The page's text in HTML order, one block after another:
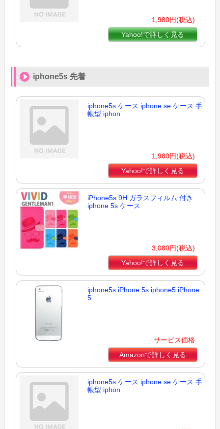
1,980円(税込)
Yahoo!で詳しく見る
iphone5s 先着
iphone5s ケース iphone se ケース 手
帳型 iphon
1,980円(税込)
Yahoo!で詳しく見る
iPhone5s 9H ガラスフィルム 付き
iphone 5s ケース
3,080円(税込)
Yahoo!で詳しく見る
iphone5s iPhone 5s iphone5 iPhone
5
サービス価格
Amazonで詳しく見る
iphone5s ケース iphone se ケース 手
帳型 iphon